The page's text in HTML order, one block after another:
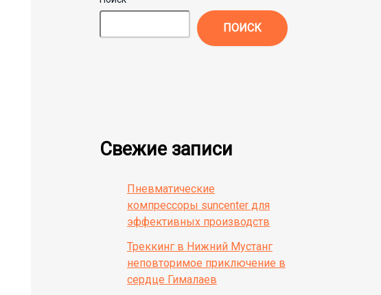
ПОИСК
Свежие записи
Пневматические
компрессоры suncenter для
эффективных производств
Треккинг в Нижний Мустанг
неповторимое приключение в
сердце Гималаев